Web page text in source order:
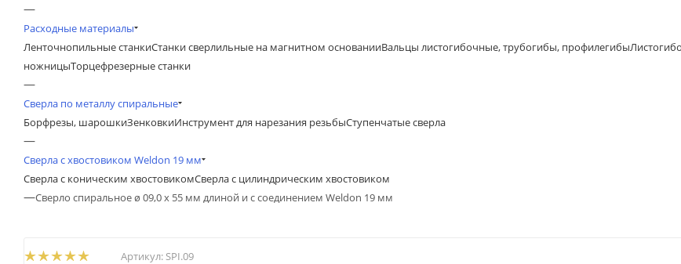
—
Расходные материалы
Ленточнопильные станкиСтанки сверлильные на магнитном основанииВальцы листогибочные, трубогибы, профилегибы
ножницыТорцефрезерные станки
—
Сверла по металлу спиральные
Борфрезы, шарошкиЗенковкиИнструмент для нарезания резьбыСтупенчатые сверла
—
Сверла с хвостовиком Weldon 19 мм
Сверла с коническим хвостовикомСверла с цилиндрическим хвостовиком
—Сверло спиральное ø 09,0 x 55 мм длиной и с соединением Weldon 19 мм
Артикул: SPI.09